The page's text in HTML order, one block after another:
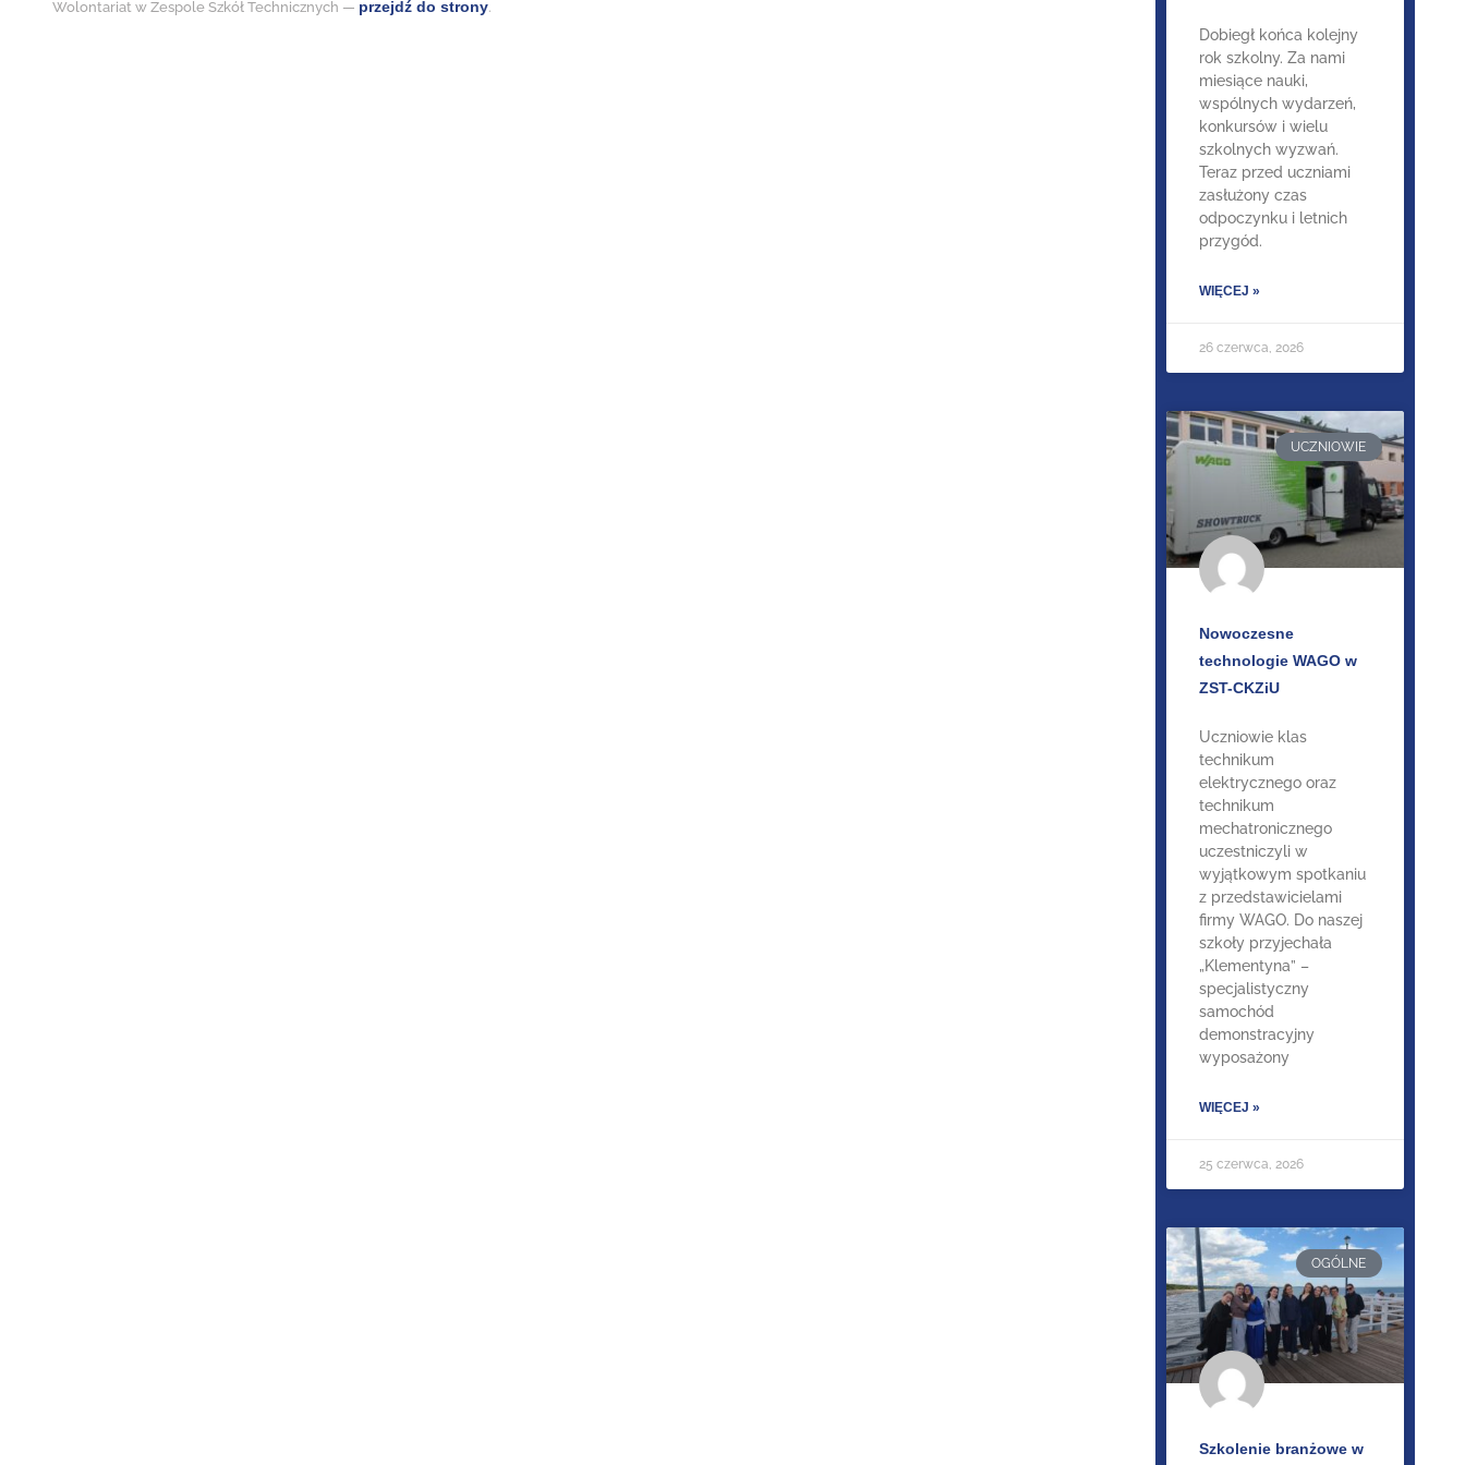
Wolontariat w Zespole Szkół Technicznych — przejdź do strony.
Dobiegł końca kolejny
rok szkolny. Za nami
miesiące nauki,
wspólnych wydarzeń,
konkursów i wielu
szkolnych wyzwań.
Teraz przed uczniami
zasłużony czas
odpoczynku i letnich
przygód.
WIĘCEJ »
26 czerwca, 2026
UCZNIOWIE
Nowoczesne
technologie WAGO w
ZST-CKZiU
Uczniowie klas
technikum
elektrycznego oraz
technikum
mechatronicznego
uczestniczyli w
wyjątkowym spotkaniu
z przedstawicielami
firmy WAGO. Do naszej
szkoły przyjechała
„Klementyna” –
specjalistyczny
samochód
demonstracyjny
wyposażony
WIĘCEJ »
25 czerwca, 2026
OGÓLNE
Szkolenie branżowe w